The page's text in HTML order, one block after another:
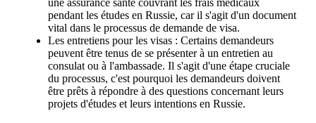
une assurance santé couvrant les frais médicaux
pendant les études en Russie, car il s'agit d'un document
vital dans le processus de demande de visa.
Les entretiens pour les visas : Certains demandeurs
peuvent être tenus de se présenter à un entretien au
consulat ou à l'ambassade. Il s'agit d'une étape cruciale
du processus, c'est pourquoi les demandeurs doivent
être prêts à répondre à des questions concernant leurs
projets d'études et leurs intentions en Russie.